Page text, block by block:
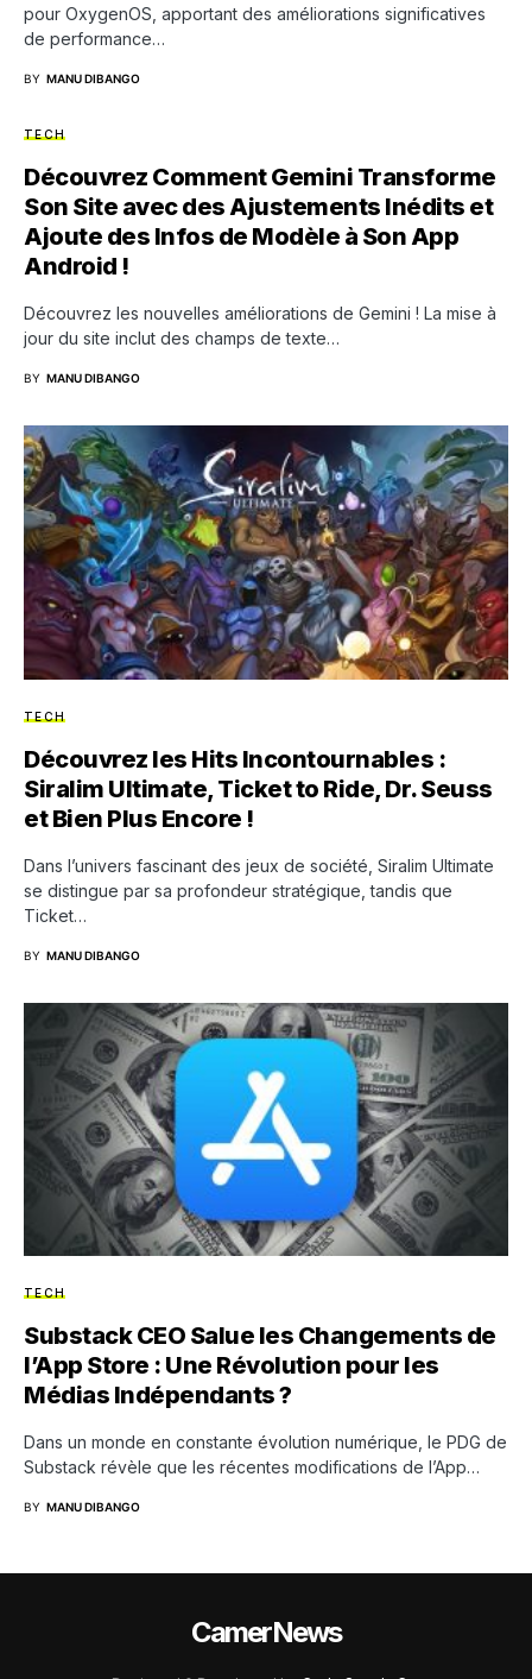
pour OxygenOS, apportant des améliorations significatives
de performance…
BY MANU DIBANGO
TECH
Découvrez Comment Gemini Transforme
Son Site avec des Ajustements Inédits et
Ajoute des Infos de Modèle à Son App
Android !
Découvrez les nouvelles améliorations de Gemini ! La mise à
jour du site inclut des champs de texte…
BY MANU DIBANGO
TECH
Découvrez les Hits Incontournables :
Siralim Ultimate, Ticket to Ride, Dr. Seuss
et Bien Plus Encore !
Dans l’univers fascinant des jeux de société, Siralim Ultimate
se distingue par sa profondeur stratégique, tandis que
Ticket…
BY MANU DIBANGO
TECH
Substack CEO Salue les Changements de
l’App Store : Une Révolution pour les
Médias Indépendants ?
Dans un monde en constante évolution numérique, le PDG de
Substack révèle que les récentes modifications de l’App…
BY MANU DIBANGO
CamerNews